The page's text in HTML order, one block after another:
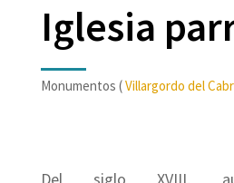
Iglesia
Monumentos (Villargordo del